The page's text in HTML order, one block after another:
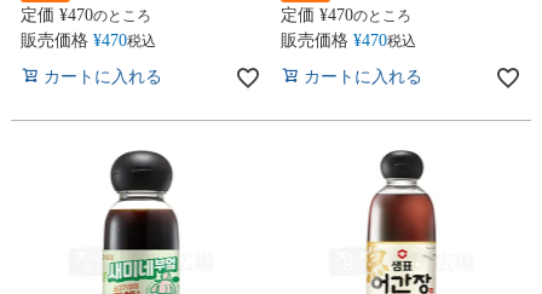
定価 ¥470のところ
販売価格 ¥470税込
カートに入れる
定価 ¥470のところ
販売価格 ¥470税込
カートに入れる